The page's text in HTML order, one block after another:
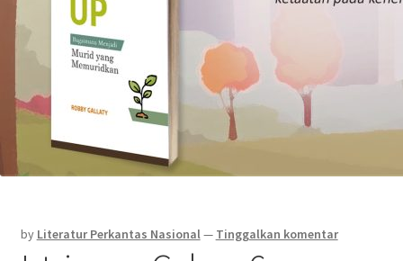
by Literatur Perkantas Nasional— Tinggalkan komentar